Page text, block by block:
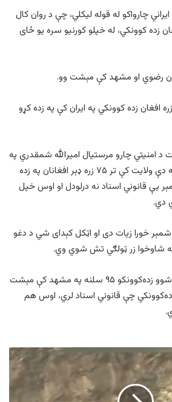
ایراني چارواکو له قوله لیکلي، چې د روان کال
۳۰ زره افغان زده کوونکي، له خپلو کورنیو سره یو ځای
رضوي او مشهد کې مېشت وو.
د راپور له مخې لا هم ۳۵ زره افغان زده کوونکي په ایران کې په زده کړو
د امنيتي چارو مرستیال امیرالله شمقدري په
حواله لیکلي، چې مخکې په دې ولایت کې تر ۷۵ زره ډېر افغانان په زده
یې قانوني اسناد نه درلودل او اوس خپل
دي.
خورا زیات دی او اټکل کېدای شي د دغو
شاوخوا زر ټولګي تش شوي وي.
د نوموړي په وینا، د شړل شوو زده‌کوونکو ۹۵ سلنه په مشهد کې مېشت
افغان زده‌کوونکي چې قانوني اسناد لري، اوس هم